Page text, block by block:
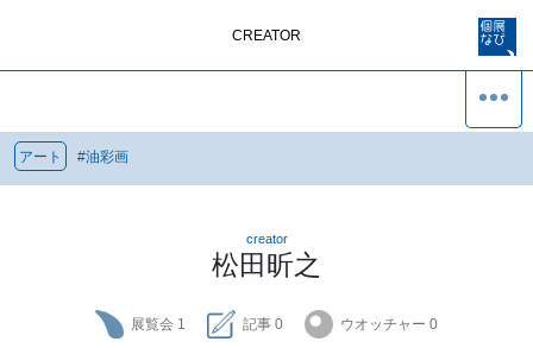
CREATOR
アート #油彩画
creator
松田昕之
展覧会 1 記事 0 ウオッチャー 0